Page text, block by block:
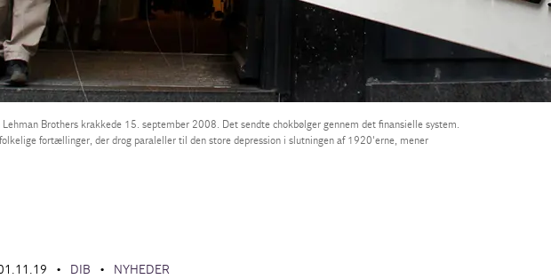
Brothers krakkede 15. september 2008. Det sendte chokbølger gennem det finansielle system.
fortællinger, der drog paraleller til den store depression i slutningen af 1920'erne, mener
• DIB • NYHEDER